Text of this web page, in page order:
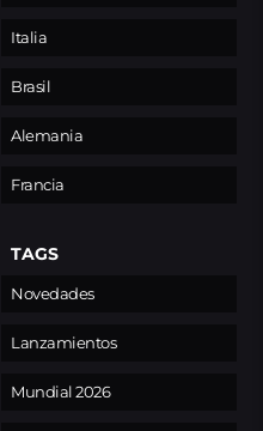
Italia
Brasil
Alemania
Francia
TAGS
Novedades
Lanzamientos
Mundial 2026